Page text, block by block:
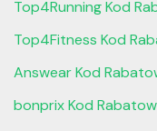
Top4Running Kod
Top4Fitness Kod
Answear Kod
bonprix Kod